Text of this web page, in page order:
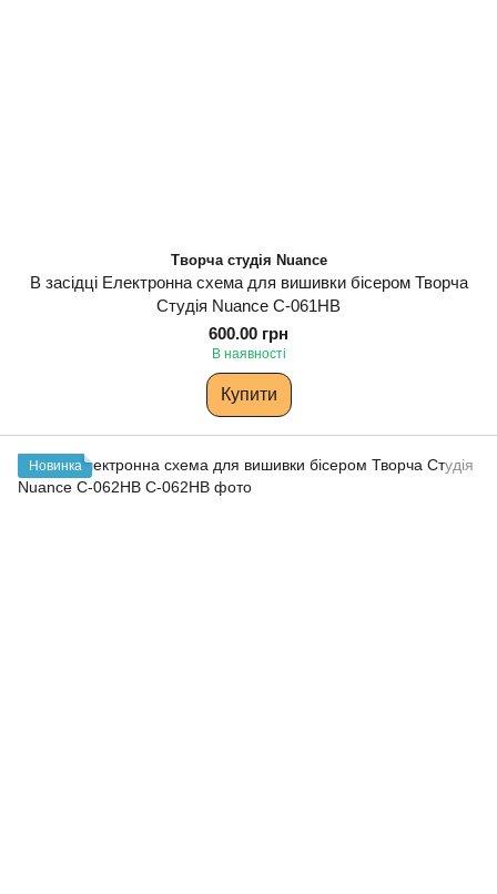
Творча студія Nuance
В засідці Електронна схема для вишивки бісером Творча
Студія Nuance С-061НВ
600.00 грн
В наявності
Купити
Новинка